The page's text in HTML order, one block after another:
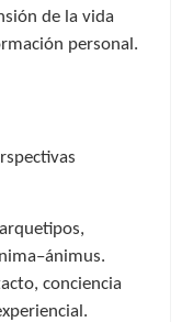
de la vida
personal.
arquetipos,
conciencia